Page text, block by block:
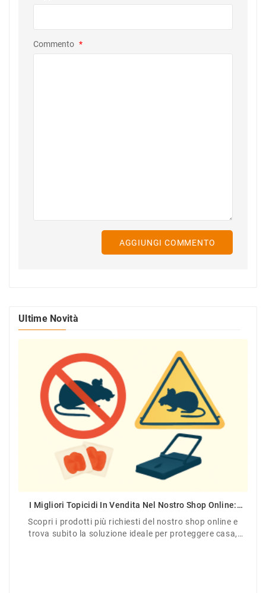
Commento *
AGGIUNGI COMMENTO
Ultime Novità
I Migliori Topicidi In Vendita Nel Nostro Shop Online:
Scopri i prodotti più richiesti del nostro shop online e
trova subito la soluzione ideale per proteggere casa,